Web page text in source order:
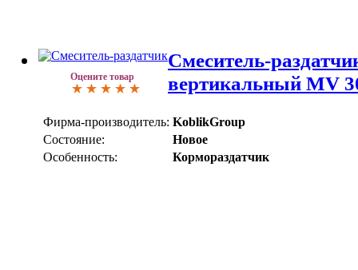
Оцените товар
Смеситель-
вертикальный MV
Фирма-производитель: KoblikGroup
Состояние:
Новое
Особенность:
Кормораздатчик